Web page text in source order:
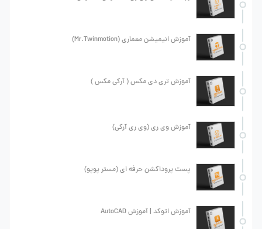
آموزش انیمیشن معماری (Mr.Twinmotion)
آموزش تری دی مکس ( آرکی مکس )
آموزش وی ری (وی ری آرکی)
پست پروداکشن حرفه ای (مستر پوپو)
آموزش اتوکد | آموزش AutoCAD